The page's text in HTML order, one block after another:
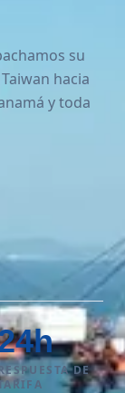
su
hacia
y toda
h
DE